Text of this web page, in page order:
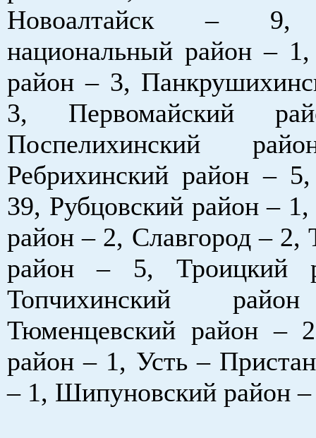
Новоалтайск – 9,
национальный район –
район – 3,
3, Первомайский
Поспелихинский
Ребрихинский район –
39, Рубцовский район –
район – 2, Славгород – 2,
район – 5, Троицкий
Топчихинский
Тюменцевский район –
район – 1, Усть –
– 1, Шипуновский район